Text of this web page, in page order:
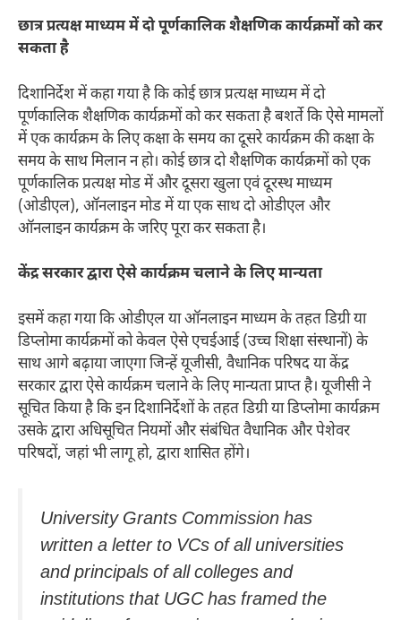
छात्र प्रत्यक्ष माध्यम में दो पूर्णकालिक शैक्षणिक कार्यक्रमों को कर
सकता है
दिशानिर्देश में कहा गया है कि कोई छात्र प्रत्यक्ष माध्यम में दो
पूर्णकालिक शैक्षणिक कार्यक्रमों को कर सकता है बशर्ते कि ऐसे मामलों
में एक कार्यक्रम के लिए कक्षा के समय का दूसरे कार्यक्रम की कक्षा के
समय के साथ मिलान न हो। कोई छात्र दो शैक्षणिक कार्यक्रमों को एक
पूर्णकालिक प्रत्यक्ष मोड में और दूसरा खुला एवं दूरस्थ माध्यम
(ओडीएल), ऑनलाइन मोड में या एक साथ दो ओडीएल और
ऑनलाइन कार्यक्रम के जरिए पूरा कर सकता है।
केंद्र सरकार द्वारा ऐसे कार्यक्रम चलाने के लिए मान्यता
इसमें कहा गया कि ओडीएल या ऑनलाइन माध्यम के तहत डिग्री या
डिप्लोमा कार्यक्रमों को केवल ऐसे एचईआई (उच्च शिक्षा संस्थानों) के
साथ आगे बढ़ाया जाएगा जिन्हें यूजीसी, वैधानिक परिषद या केंद्र
सरकार द्वारा ऐसे कार्यक्रम चलाने के लिए मान्यता प्राप्त है। यूजीसी ने
सूचित किया है कि इन दिशानिर्देशों के तहत डिग्री या डिप्लोमा कार्यक्रम
उसके द्वारा अधिसूचित नियमों और संबंधित वैधानिक और पेशेवर
परिषदों, जहां भी लागू हो, द्वारा शासित होंगे।
University Grants Commission has
written a letter to VCs of all universities
and principals of all colleges and
institutions that UGC has framed the